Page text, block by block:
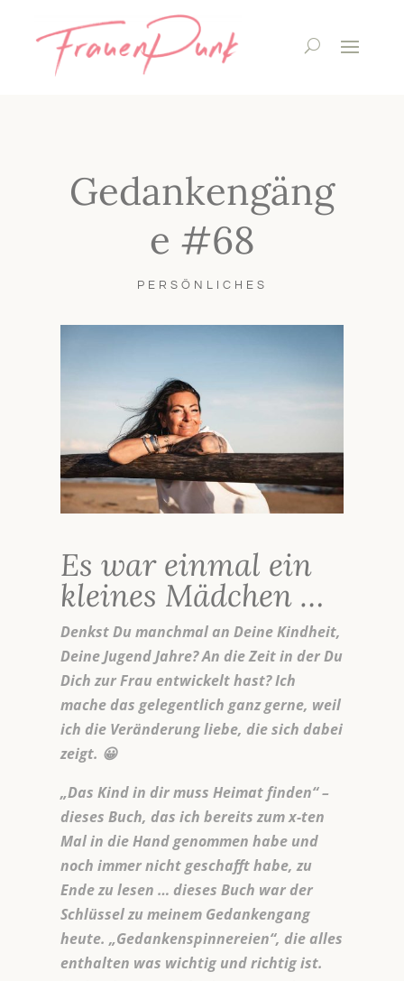
Gedankengäng
e #68
PERSÖNLICHES
Es war einmal ein
kleines Mädchen …
Denkst Du manchmal an Deine Kindheit,
Deine Jugend Jahre? An die Zeit in der Du
Dich zur Frau entwickelt hast? Ich
mache das gelegentlich ganz gerne, weil
ich die Veränderung liebe, die sich dabei
zeigt. 😀
„Das Kind in dir muss Heimat finden“ –
dieses Buch, das ich bereits zum x-ten
Mal in die Hand genommen habe und
noch immer nicht geschafft habe, zu
Ende zu lesen … dieses Buch war der
Schlüssel zu meinem Gedankengang
heute. „Gedankenspinnereien“, die alles
enthalten was wichtig und richtig ist.